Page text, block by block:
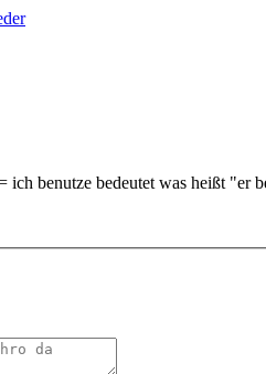
benutze bedeutet was heißt "er